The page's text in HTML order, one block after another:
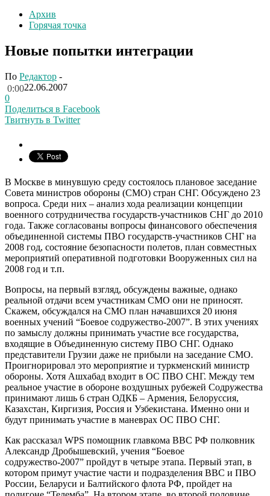
Архив
Горячая точка
Новые попытки интеграции
По Редактор -
22.06.2007
0:00
0
Поделиться в Facebook
Твитнуть в Twitter
В Москве в минувшую среду состоялось плановое заседание
Совета министров обороны (СМО) стран СНГ. Обсуждено 23
вопроса. Среди них – анализ хода реализации концепции
военного сотрудничества государств-участников СНГ до 2010
года. Также согласованы вопросы финансового обеспечения
объединенной системы ПВО государств-участников СНГ на
2008 год, состояние безопасности полетов, план совместных
мероприятий оперативной подготовки Вооруженных сил на
2008 год и т.п.
Вопросы, на первый взгляд, обсуждены важные, однако
реальной отдачи всем участникам СМО они не приносят.
Скажем, обсуждался на СМО план начавшихся 20 июня
военных учений “Боевое содружество-2007”. В этих учениях
по замыслу должны принимать участие все государства,
входящие в Объединенную систему ПВО СНГ. Однако
представители Грузии даже не прибыли на заседание СМО.
Проигнорировал это мероприятие и туркменский министр
обороны. Хотя Ашхабад входит в ОС ПВО СНГ. Между тем
реальное участие в обороне воздушных рубежей Содружества
принимают лишь 6 стран ОДКБ – Армения, Белоруссия,
Казахстан, Киргизия, Россия и Узбекистана. Именно они и
будут принимать участие в маневрах ОС ПВО СНГ.
Как рассказал WPS помощник главкома ВВС РФ полковник
Александр Дробышевский, учения “Боевое
содружество-2007” пройдут в четыре этапа. Первый этап, в
котором примут участие части и подразделения ВВС и ПВО
России, Беларуси и Балтийского флота РФ, пройдет на